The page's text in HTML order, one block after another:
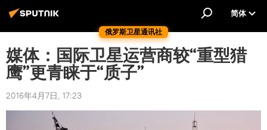
俄罗斯卫星通讯社
简体
媒体：国际卫星运营商较“重型猎
鹰”更青睐于“质子”
2016年4月7日, 17:23